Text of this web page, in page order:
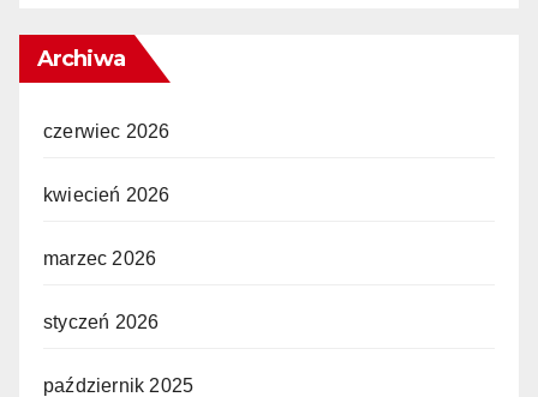
Archiwa
czerwiec 2026
kwiecień 2026
marzec 2026
styczeń 2026
październik 2025